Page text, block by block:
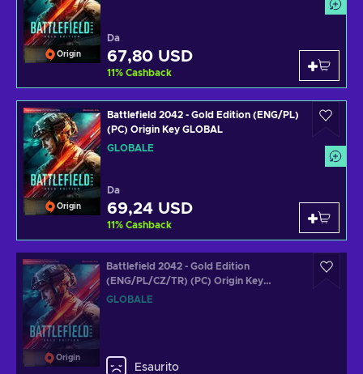
Origin
Da
67,80 USD
11% Cashback
Origin
Battlefield 2042 - Gold Edition (ENG/PL)
(PC) Origin Key GLOBAL
GLOBALE
Da
69,24 USD
11% Cashback
Origin
Battlefield 2042 - Gold Edition
(ENG/PL/CZ/TR) (PC) Origin Key
GLOBAL
GLOBALE
Esaurito